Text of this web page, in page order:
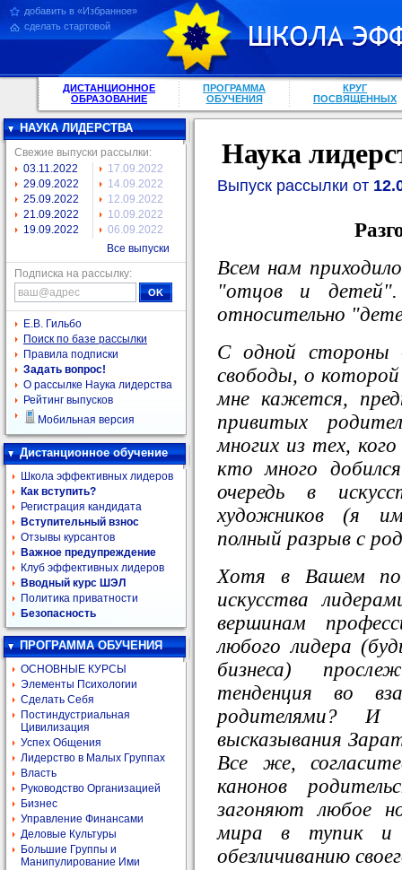
добавить в «Избранное»
сделать стартовой
ДИСТАНЦИОННОЕ
ОБРАЗОВАНИЕ
ПРОГРАММА
ОБУЧЕНИЯ
КРУГ
ПОСВЯЩЕННЫХ
НАУКА ЛИДЕРСТВА
Свежие выпуски рассылки:
03.11.2022
29.09.2022
25.09.2022
21.09.2022
19.09.2022
17.09.2022
14.09.2022
12.09.2022
10.09.2022
06.09.2022
Все выпуски
Подписка на рассылку:
Е.В. Гильбо
Поиск по базе рассылки
Правила подписки
Задать вопрос!
О рассылке Наука лидерства
Рейтинг выпусков
Мобильная версия
Дистанционное обучение
Школа эффективных лидеров
Как вступить?
Регистрация кандидата
Вступительный взнос
Отзывы курсантов
Важное предупреждение
Клуб эффективных лидеров
Вводный курс ШЭЛ
Политика приватности
Безопасность
ПРОГРАММА ОБУЧЕНИЯ
ОСНОВНЫЕ КУРСЫ
Элементы Психологии
Сделать Себя
Постиндустриальная
Цивилизация
Успех Общения
Лидерство в Малых Группах
Власть
Руководство Организацией
Бизнес
Управление Финансами
Деловые Культуры
Большие Группы и
Манипулирование Ими
Наука
Выпуск рассылки от
Всем нам
"отцов и
относительно
С одной стороны
свободы, о
мне кажется,
привитых
многих из тех,
кто много
очередь в
художников (я
полный разрыв с
Хотя в Вашем
искусства
вершинам
любого лидера
бизнеса)
тенденция во
родителями? И
высказывания
Все же,
канонов
загоняют любое
мира в тупик и
обезличиванию